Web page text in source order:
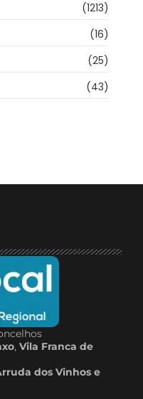
(1213)
(16)
(25)
(43)
, Vila Franca de
dos Vinhos e